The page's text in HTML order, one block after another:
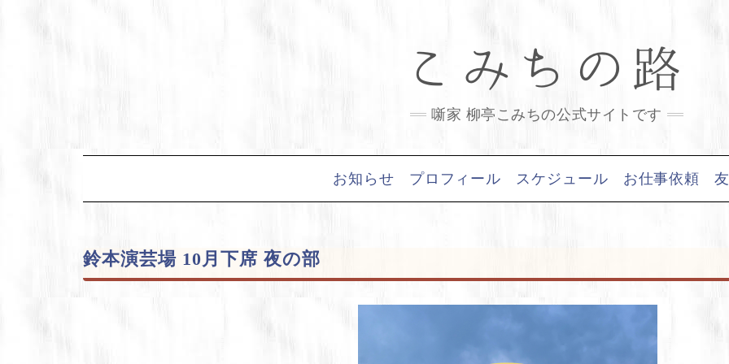
こみちの路
噺家 柳亭こみちの公式サイトです
お知らせ プロフィール スケジュール お仕事依頼
鈴本演芸場 10月下席 夜の部